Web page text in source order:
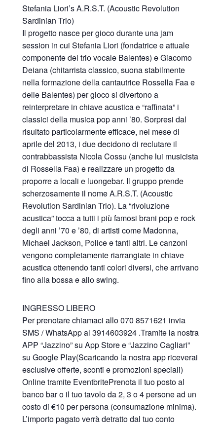
Stefania Liori’s A.R.S.T. (Acoustic Revolution
Sardinian Trio)
Il progetto nasce per gioco durante una jam
session in cui Stefania Liori (fondatrice e attuale
componente del trio vocale Balentes) e Giacomo
Deiana (chitarrista classico, suona stabilmente
nella formazione della cantautrice Rossella Faa e
delle Balentes) per gioco si divertono a
reinterpretare in chiave acustica e “raffinata” i
classici della musica pop anni ’80. Sorpresi dal
risultato particolarmente efficace, nel mese di
aprile del 2013, i due decidono di reclutare il
contrabbassista Nicola Cossu (anche lui musicista
di Rossella Faa) e realizzare un progetto da
proporre a locali e luongebar. Il gruppo prende
scherzosamente il nome A.R.S.T. (Acoustic
Revolution Sardinian Trio). La “rivoluzione
acustica” tocca a tutti i più famosi brani pop e rock
degli anni ’70 e ’80, di artisti come Madonna,
Michael Jackson, Police e tanti altri. Le canzoni
vengono completamente riarrangiate in chiave
acustica ottenendo tanti colori diversi, che arrivano
fino alla bossa e allo swing.
INGRESSO LIBERO
Per prenotare chiamaci allo 070 8571621 invia
SMS / WhatsApp al 3914603924 .Tramite la nostra
APP “Jazzino” su App Store e “Jazzino Cagliari”
su Google Play(Scaricando la nostra app riceverai
esclusive offerte, sconti e promozioni speciali)
Online tramite EventbritePrenota il tuo posto al
banco bar o il tuo tavolo da 2, 3 o 4 persone ad un
costo di €10 per persona (consumazione minima).
L’importo pagato verrà detratto dal tuo conto